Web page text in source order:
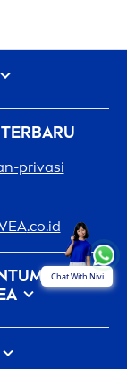
Chat With Nivi
privasi
.co.id
LEBIH